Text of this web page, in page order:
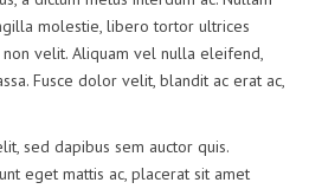
molestie, libero tortor ultrices
velit. Aliquam vel nulla eleifend,
Fusce dolor velit, blandit ac erat ac,
sed dapibus sem auctor quis.
eget mattis ac, placerat sit amet